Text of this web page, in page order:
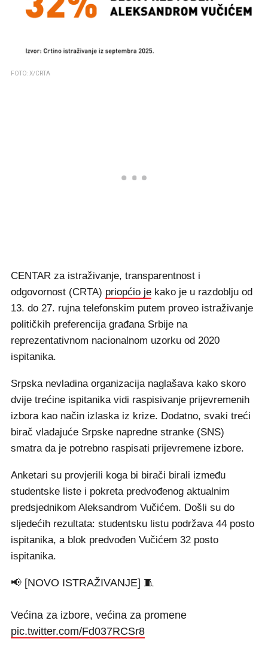
FOTO: X/CRTA
CENTAR za istraživanje, transparentnost i
odgovornost (CRTA) priopćio je kako je u razdoblju od
13. do 27. rujna telefonskim putem proveo istraživanje
političkih preferencija građana Srbije na
reprezentativnom nacionalnom uzorku od 2020
ispitanika.
Srpska nevladina organizacija naglašava kako skoro
dvije trećine ispitanika vidi raspisivanje prijevremenih
izbora kao način izlaska iz krize. Dodatno, svaki treći
birač vladajuće Srpske napredne stranke (SNS)
smatra da je potrebno raspisati prijevremene izbore.
Anketari su provjerili koga bi birači birali između
studentske liste i pokreta predvođenog aktualnim
predsjednikom Aleksandrom Vučićem. Došli su do
sljedećih rezultata: studentsku listu podržava 44 posto
ispitanika, a blok predvođen Vučićem 32 posto
ispitanika.
📢 [NOVO ISTRAŽIVANJE] 🧵
Većina za izbore, većina za promene
pic.twitter.com/Fd037RCSr8